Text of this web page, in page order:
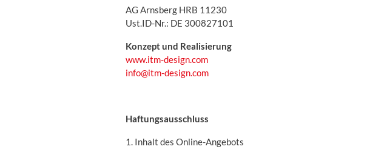
AG Arnsberg HRB 11230
Ust.ID-Nr.: DE 300827101
Konzept und Realisierung
www.itm-design.com
info@itm-design.com
Haftungsausschluss
1. Inhalt des Online-Angebots